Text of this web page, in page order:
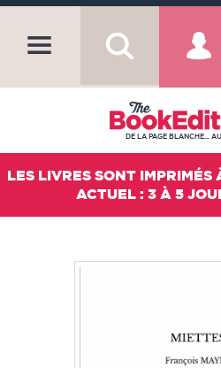
DE LA PAGE BLANCHE...
LES LIVRES SONT
ACTUEL : 3 À 5